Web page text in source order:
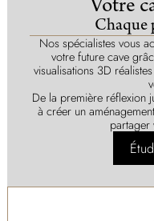
Votre
Chaque
Nos spécialistes vous
votre future cave
visualisations 3D
De la première réflexion
à créer un
partager